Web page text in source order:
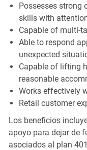
Possesses strong
skills with
Capable of multi-
Able to respond
unexpected
Capable of lifting
reasonable
Works effectively
Retail customer
Los beneficios
apoyo para dejar de
asociados al plan